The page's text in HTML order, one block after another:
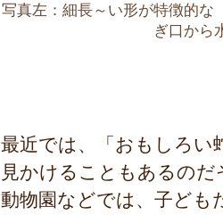
写真左：細長～い形が特徴的な
ぎ口から
最近では、「おもしろい
見かけることもあるの
動物園などでは、子ども